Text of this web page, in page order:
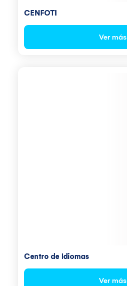
CENFOTI
Ver más
Centro de Idiomas
Ver más